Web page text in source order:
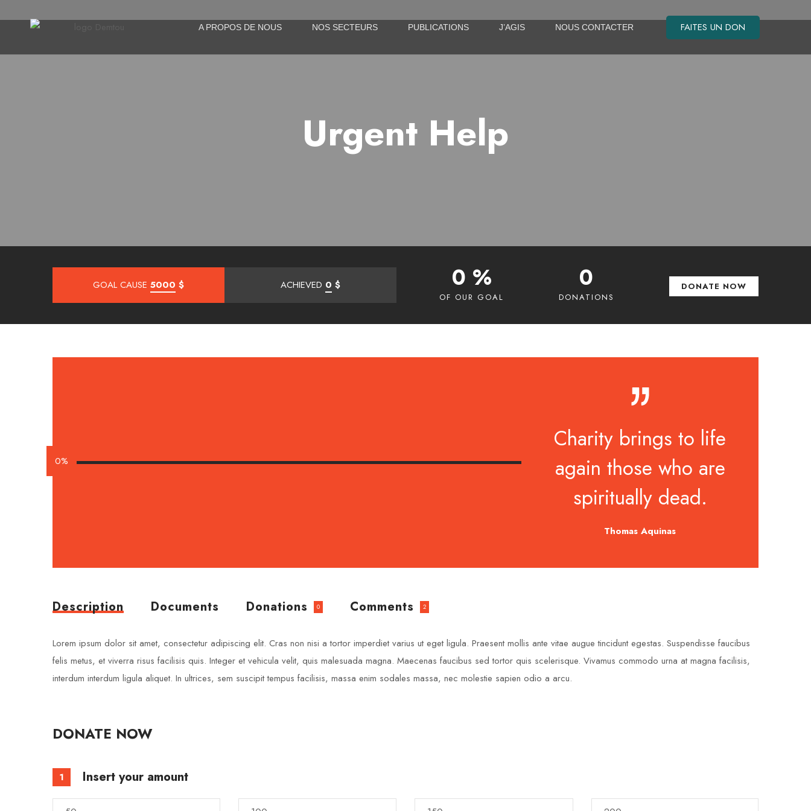
A PROPOS DE NOUS NOS SECTEURS PUBLICATIONS J’AGIS NOUS CONTACTER FAITES UN DON
Urgent Help
GOAL CAUSE 5000 $ ACHIEVED 0 $ 0 %
OF OUR GOAL
0
DONATIONS
DONATE NOW
0%
Charity brings to life
again those who are
spiritually dead.
Thomas Aquinas
Description Documents Donations 0 Comments 2
Lorem ipsum dolor sit amet, consectetur adipiscing elit. Cras non nisi a tortor imperdiet varius ut eget ligula. Praesent mollis ante vitae augue tincidunt egestas. Suspendisse faucibus
felis metus, et viverra risus facilisis quis. Integer et vehicula velit, quis malesuada magna. Maecenas faucibus sed tortor quis scelerisque. Vivamus commodo urna at magna facilisis,
interdum interdum ligula aliquet. In ultrices, sem suscipit tempus facilisis, massa enim sodales massa, nec molestie sapien odio a arcu.
DONATE NOW
1 Insert your amount